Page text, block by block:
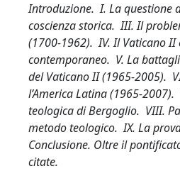
Introduzione. I. La questione
coscienza storica. III. Il
(1700-1962). IV. Il Vaticano II
contemporaneo. V. La
del Vaticano II (1965-2005).
l’America Latina (1965-
teologica di Bergoglio. VIII.
metodo teologico. IX. La
Conclusione. Oltre il
citate.